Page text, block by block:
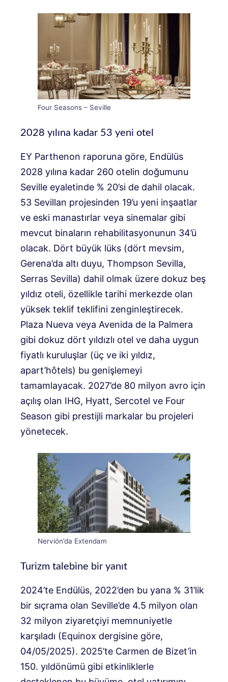
Four Seasons – Seville
2028 yılına kadar 53 yeni otel
EY Parthenon raporuna göre, Endülüs
2028 yılına kadar 260 otelin doğumunu
Seville eyaletinde % 20’si de dahil olacak.
53 Sevillan projesinden 19’u yeni inşaatlar
ve eski manastırlar veya sinemalar gibi
mevcut binaların rehabilitasyonunun 34’ü
olacak. Dört büyük lüks (dört mevsim,
Gerena’da altı duyu, Thompson Sevilla,
Serras Sevilla) dahil olmak üzere dokuz beş
yıldız oteli, özellikle tarihi merkezde olan
yüksek teklif teklifini zenginleştirecek.
Plaza Nueva veya Avenida de la Palmera
gibi dokuz dört yıldızlı otel ve daha uygun
fiyatlı kuruluşlar (üç ve iki yıldız,
apart’hôtels) bu genişlemeyi
tamamlayacak. 2027’de 80 milyon avro için
açılış olan IHG, Hyatt, Sercotel ve Four
Season gibi prestijli markalar bu projeleri
yönetecek.
Nervión’da Extendam
Turizm talebine bir yanıt
2024’te Endülüs, 2022’den bu yana % 31’lik
bir sıçrama olan Seville’de 4.5 milyon olan
32 milyon ziyaretçiyi memnuniyetle
karşıladı (Equinox dergisine göre,
04/05/2025). 2025’te Carmen de Bizet’in
150. yıldönümü gibi etkinliklerle